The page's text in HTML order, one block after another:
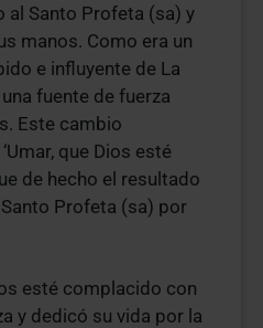
al Santo Profeta (sa) y
manos. Como era un
e influyente de La
fuente de fuerza
Este cambio
que Dios esté
de hecho el resultado
Profeta (sa) por
esté complacido con
y dedicó su vida por la